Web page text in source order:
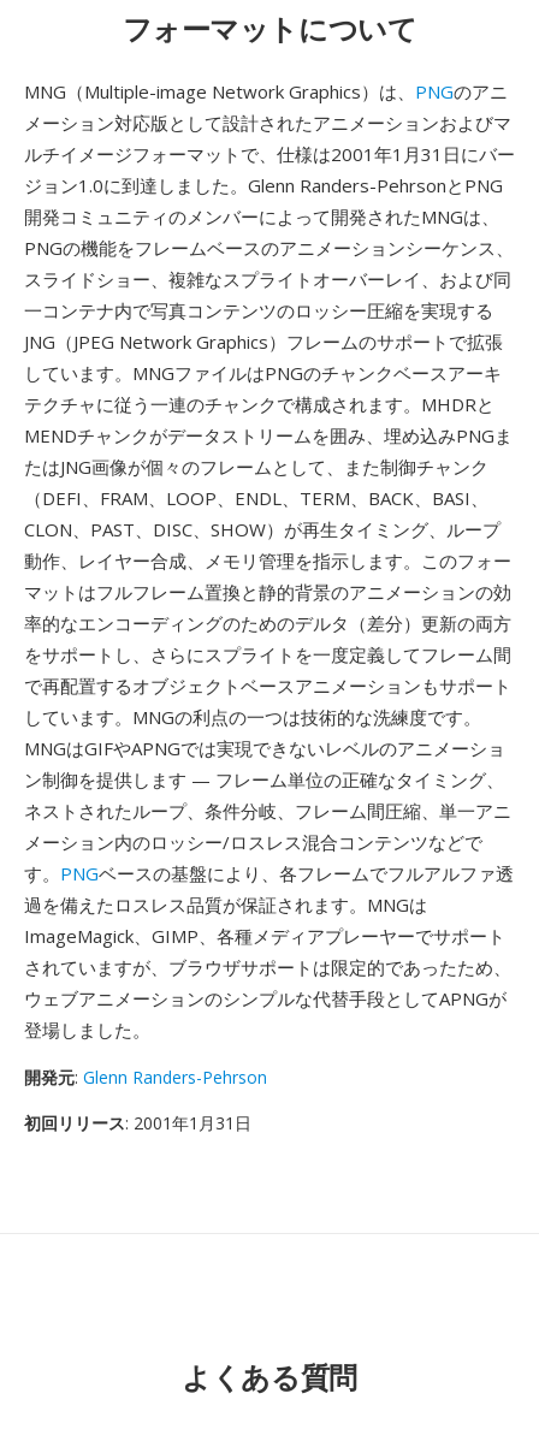
フォーマットについて
MNG（Multiple-image Network Graphics）は、 PNGのアニ
メーション対応版として設計されたアニメーションおよびマ
ルチイメージフォーマットで、仕様は2001年1月31日にバー
ジョン1.0に到達しました。Glenn Randers-PehrsonとPNG
開発コミュニティのメンバーによって開発されたMNGは、
PNGの機能をフレームベースのアニメーションシーケンス、
スライドショー、複雑なスプライトオーバーレイ、および同
一コンテナ内で写真コンテンツのロッシー圧縮を実現する
JNG（JPEG Network Graphics）フレームのサポートで拡張
しています。MNGファイルはPNGのチャンクベースアーキ
テクチャに従う一連のチャンクで構成されます。MHDRと
MENDチャンクがデータストリームを囲み、埋め込みPNGま
たはJNG画像が個々のフレームとして、また制御チャンク
（DEFI、FRAM、LOOP、ENDL、TERM、BACK、BASI、
CLON、PAST、DISC、SHOW）が再生タイミング、ループ
動作、レイヤー合成、メモリ管理を指示します。このフォー
マットはフルフレーム置換と静的背景のアニメーションの効
率的なエンコーディングのためのデルタ（差分）更新の両方
をサポートし、さらにスプライトを一度定義してフレーム間
で再配置するオブジェクトベースアニメーションもサポート
しています。MNGの利点の一つは技術的な洗練度です。
MNGはGIFやAPNGでは実現できないレベルのアニメーショ
ン制御を提供します — フレーム単位の正確なタイミング、
ネストされたループ、条件分岐、フレーム間圧縮、単一アニ
メーション内のロッシー/ロスレス混合コンテンツなどで
す。 PNGベースの基盤により、各フレームでフルアルファ透
過を備えたロスレス品質が保証されます。MNGは
ImageMagick、GIMP、各種メディアプレーヤーでサポート
されていますが、ブラウザサポートは限定的であったため、
ウェブアニメーションのシンプルな代替手段としてAPNGが
登場しました。
開発元: Glenn Randers-Pehrson
初回リリース: 2001年1月31日
よくある質問